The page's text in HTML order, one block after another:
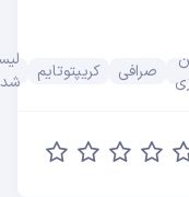
صرافی کریپتوتایم
لیست
شدن